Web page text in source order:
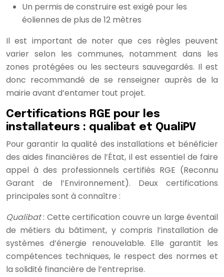
Un permis de construire est exigé pour les
éoliennes de plus de 12 mètres
Il est important de noter que ces règles peuvent
varier selon les communes, notamment dans les
zones protégées ou les secteurs sauvegardés. Il est
donc recommandé de se renseigner auprès de la
mairie avant d’entamer tout projet.
Certifications RGE pour les
installateurs : qualibat et QualiPV
Pour garantir la qualité des installations et bénéficier
des aides financières de l’État, il est essentiel de faire
appel à des professionnels certifiés RGE (Reconnu
Garant de l’Environnement). Deux certifications
principales sont à connaître :
Qualibat: Cette certification couvre un large éventail
de métiers du bâtiment, y compris l’installation de
systèmes d’énergie renouvelable. Elle garantit les
compétences techniques, le respect des normes et
la solidité financière de l’entreprise.